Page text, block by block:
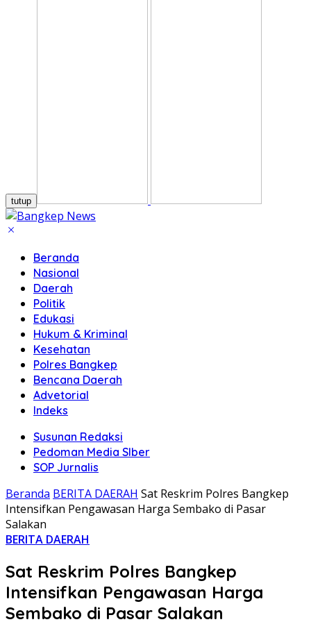
tutup
Beranda
Nasional
Daerah
Politik
Edukasi
Hukum & Kriminal
Kesehatan
Polres Bangkep
Bencana Daerah
Advetorial
Indeks
Susunan Redaksi
Pedoman Media SIber
SOP Jurnalis
Beranda BERITA DAERAH Sat Reskrim Polres Bangkep
Intensifkan Pengawasan Harga Sembako di Pasar
Salakan
BERITA DAERAH
Sat Reskrim Polres Bangkep
Intensifkan Pengawasan Harga
Sembako di Pasar Salakan